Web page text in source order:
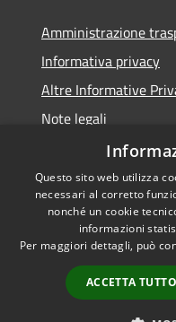
Amministrazione
Informativa privacy
Altre Informative
Note legali
Dichiarazione di
RSS
Accessibilità
Questo sito web utilizza
necessari al corretto
nonché un cookie
informazioni
Per maggiori dettagli, può
ACCETTA TUTTO